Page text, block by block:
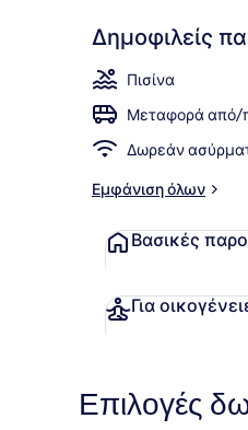
Δημοφιλείς
Πισίνα
Μεταφορά από/
Δωρεάν
Εμφάνιση όλων
Βασικές
Για
Επιλογές